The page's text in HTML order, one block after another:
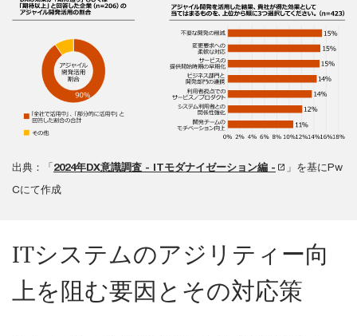
出典：「2024年DX意識調査 - ITモダナイゼーション編 -
」を基にPw
Cにて作成
ITシステムのアジリティー向
上を阻む要因とその対応策